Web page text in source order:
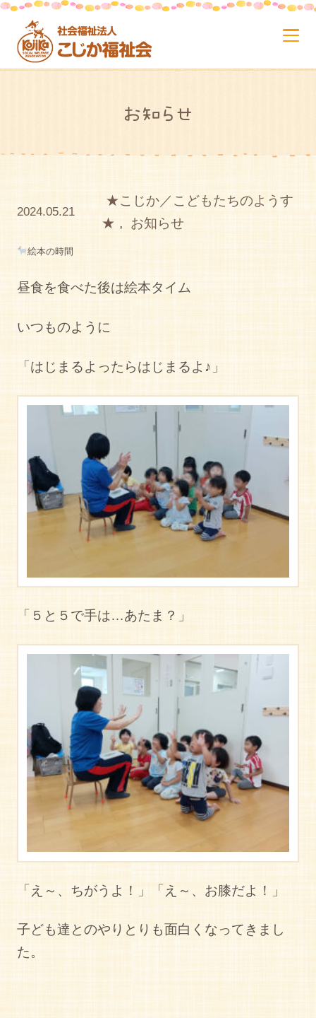
お知らせ
2024.05.21
★こじか／こどもたちのようす
★ , お知らせ
絵本の時間
昼食を食べた後は絵本タイム
いつものように
「はじまるよったらはじまるよ♪」
「５と５で手は…あたま？」
「え～、ちがうよ！」「え～、お膝だよ！」
子ども達とのやりとりも面白くなってきまし
た。